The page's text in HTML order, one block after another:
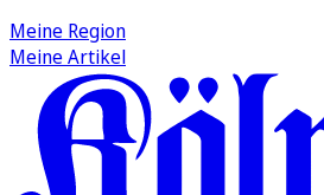
Meine Region
Meine Artikel